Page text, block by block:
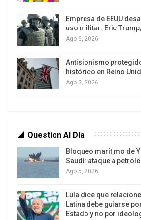
legítima del pueblo que vive de su
respetando e impulsando la
trabajador, campesino y popular y
la pelea por medidas
3) Incorporación real y efectiva
toma de decisiones del gobierno.
participativa y protagónica real, a
pueblo revolucionario, de sus
populares, para garantizar que
servicio del pueblo trabajador y a
Mesa de Diálogo Constituyente
con la Clase Trabajadora, como
Empresa de EEUU
uso militar: Eric
Ago 6, 2026
Antisionismo
histórico en Reino
Ago 5, 2026
Question Al Día
Bloqueo marítimo de
Saudí: ataque a
Ago 5, 2026
Lula dice que
Latina debe guiarse
Estado y no por